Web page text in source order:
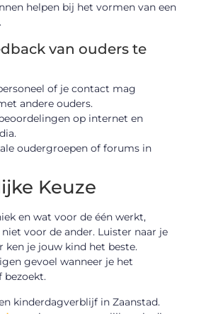
helpen bij het vormen van een
van ouders te
of je contact mag
andere ouders.
op internet en
oudergroepen of forums in
Keuze
en wat voor de één werkt,
voor de ander. Luister naar je
ken je jouw kind het beste.
gevoel wanneer je het
bezoekt.
kinderdagverblijf in Zaanstad.